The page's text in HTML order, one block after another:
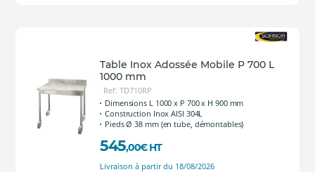
Table Inox Adossée Mobile P 700 L
1000 mm
Ref: TD710RP
Dimensions L 1000 x P 700 x H 900 mm
Construction Inox AISI 304L
Pieds Ø 38 mm (en tube, démontables)
545,00€ HT
Livraison à partir du 18/08/2026